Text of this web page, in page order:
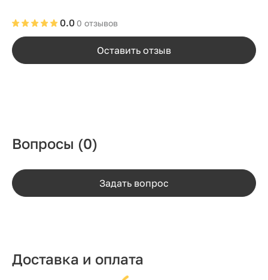
0 отзывов
0.0
Оставить отзыв
Вопросы (0)
Задать вопрос
Доставка и оплата